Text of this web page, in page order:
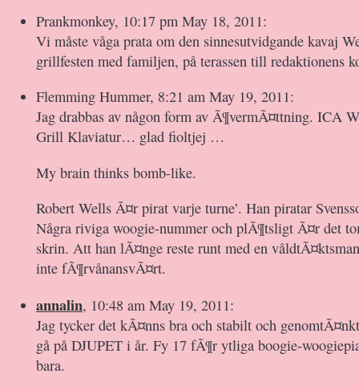
Prankmonkey, 10:17 pm May 18, 2011:
Vi måste våga prata om den sinnesutvidgande kavaj
grillfesten med familjen, på terassen till redaktionens
Flemming Hummer, 8:21 am May 19, 2011:
Jag drabbas av någon form av Ã¶vermÃ¤ttning. ICA
Grill Klaviatur… glad fioltjej …
My brain thinks bomb-like.
Robert Wells Ã¤r pirat varje turne’. Han piratar
Några riviga woogie-nummer och plÃ¶tsligt Ã¤r det
skrin. Att han lÃ¤nge reste runt med en
inte fÃ¶rvånansvÃ¤rt.
annalin, 10:48 am May 19, 2011:
Jag tycker det kÃ¤nns bra och stabilt och
gå på DJUPET i år. Fy 17 fÃ¶r ytliga boogie-
bara.